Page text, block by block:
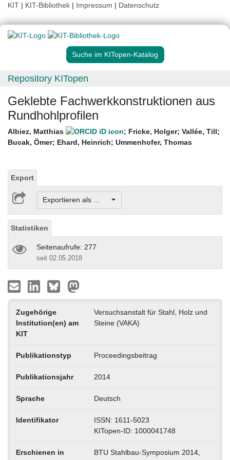
KIT | KIT-Bibliothek | Impressum | Datenschutz
Suche im KITopen-Katalog
Repository KITopen
Geklebte Fachwerkkonstruktionen aus
Rundhohlprofilen
Albiez, Matthias ; Fricke, Holger; Vallée, Till;
Bucak, Ömer; Ehard, Heinrich; Ummenhofer, Thomas
Export
Exportieren als ...
Statistiken
Seitenaufrufe: 277
seit 02.05.2018
Zugehörige
Institution(en) am
KIT
Versuchsanstalt für Stahl, Holz und
Steine (VAKA)
Publikationstyp Proceedingsbeitrag
Publikationsjahr 2014
Sprache Deutsch
Identifikator
ISSN: 1611-5023
KITopen-ID: 1000041748
Erschienen in
BTU Stahlbau-Symposium 2014,